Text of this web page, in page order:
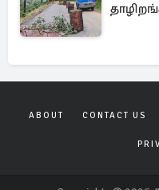
ABOUT CONTACT US